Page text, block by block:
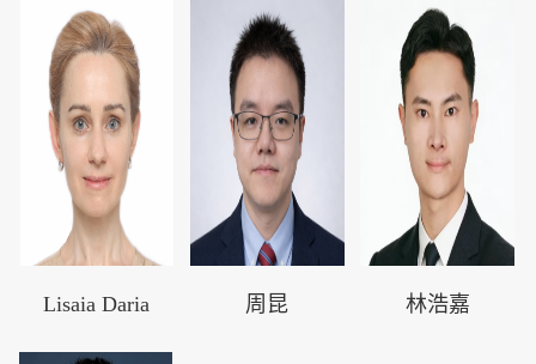
Lisaia Daria 周昆 林浩嘉